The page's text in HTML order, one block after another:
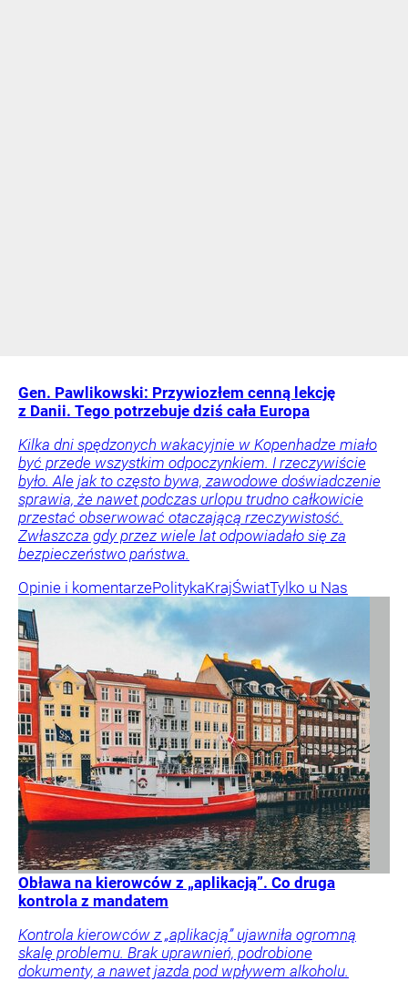
Gen. Pawlikowski: Przywiozłem cenną lekcję
z Danii. Tego potrzebuje dziś cała Europa
Kilka dni spędzonych wakacyjnie w Kopenhadze miało
być przede wszystkim odpoczynkiem. I rzeczywiście
było. Ale jak to często bywa, zawodowe doświadczenie
sprawia, że nawet podczas urlopu trudno całkowicie
przestać obserwować otaczającą rzeczywistość.
Zwłaszcza gdy przez wiele lat odpowiadało się za
bezpieczeństwo państwa.
Opinie i komentarzePolitykaKrajŚwiatTylko u Nas
Obława na kierowców z „aplikacją”. Co druga
kontrola z mandatem
Kontrola kierowców z „aplikacją” ujawniła ogromną
skalę problemu. Brak uprawnień, podrobione
dokumenty, a nawet jazda pod wpływem alkoholu.